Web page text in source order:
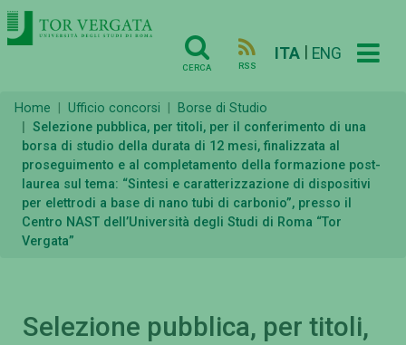
CERCA RSS
ITA ENG
Home Ufficio concorsi
Borse di Studio
Selezione pubblica, per titoli, per il conferimento di una
borsa di studio della durata di 12 mesi, finalizzata al
proseguimento e al completamento della formazione post-
laurea sul tema: “Sintesi e caratterizzazione di dispositivi
per elettrodi a base di nano tubi di carbonio”, presso il
Centro NAST dell’Università degli Studi di Roma “Tor
Vergata”
Selezione pubblica, per titoli,